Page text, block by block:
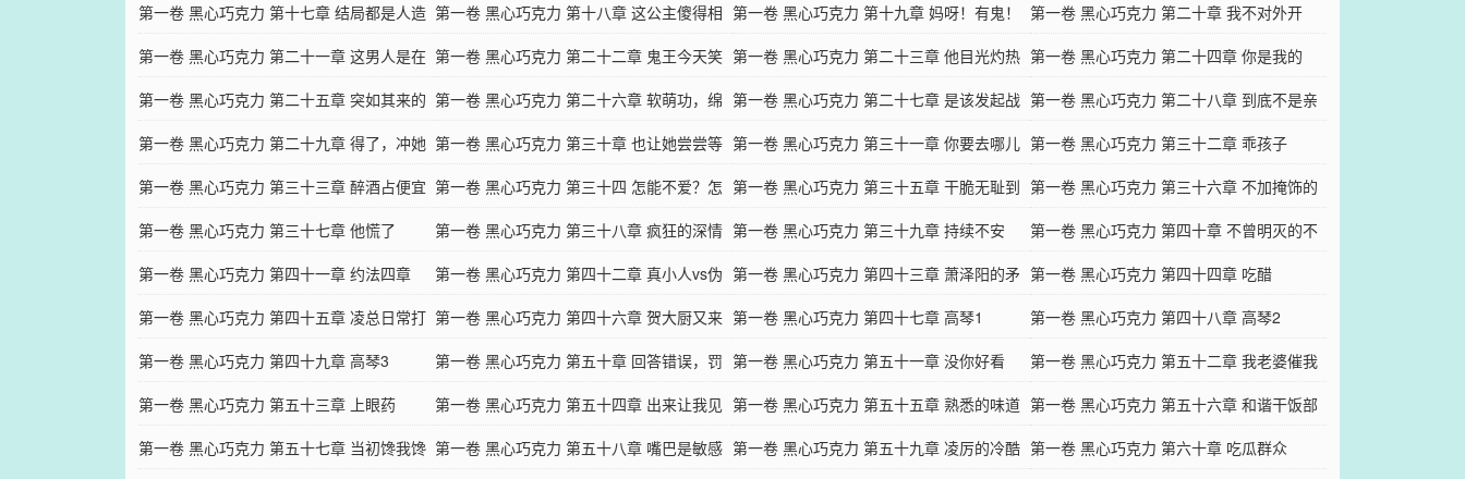
攻
定了
第一卷 黑心巧克力 第十七章 结局都是人造
的
第一卷 黑心巧克力 第十八章 这公主傻得相
当自然
第一卷 黑心巧克力 第十九章 妈呀！有鬼！
第一卷 黑心巧克力 第二十章 我不对外开
放，但你可以免费观赏
第一卷 黑心巧克力 第二十一章 这男人是在
她心里装了窃,听器
第一卷 黑心巧克力 第二十二章 鬼王今天笑
了三次
第一卷 黑心巧克力 第二十三章 他目光灼热 第一卷 黑心巧克力 第二十四章 你是我的
第一卷 黑心巧克力 第二十五章 突如其来的
脆弱
第一卷 黑心巧克力 第二十六章 软萌功，绵
绵拳
第一卷 黑心巧克力 第二十七章 是该发起战
争了
第一卷 黑心巧克力 第二十八章 到底不是亲
生的
第一卷 黑心巧克力 第二十九章 得了，冲她
来的！
第一卷 黑心巧克力 第三十章 也让她尝尝等
人的滋味
第一卷 黑心巧克力 第三十一章 你要去哪儿 第一卷 黑心巧克力 第三十二章 乖孩子
第一卷 黑心巧克力 第三十三章 醉酒占便宜 第一卷 黑心巧克力 第三十四 怎能不爱？怎
能放手？
第一卷 黑心巧克力 第三十五章 干脆无耻到
底
第一卷 黑心巧克力 第三十六章 不加掩饰的
想法
第一卷 黑心巧克力 第三十七章 他慌了 第一卷 黑心巧克力 第三十八章 疯狂的深情 第一卷 黑心巧克力 第三十九章 持续不安
第一卷 黑心巧克力 第四十章 不曾明灭的不
轨之心
第一卷 黑心巧克力 第四十一章 约法四章
第一卷 黑心巧克力 第四十二章 真小人vs伪
君子
第一卷 黑心巧克力 第四十三章 萧泽阳的矛
盾心理
第一卷 黑心巧克力 第四十四章 吃醋
第一卷 黑心巧克力 第四十五章 凌总日常打
脸
第一卷 黑心巧克力 第四十六章 贺大厨又来
糟践厨房了
第一卷 黑心巧克力 第四十七章 高琴1
第一卷 黑心巧克力 第四十八章 高琴2
第一卷 黑心巧克力 第四十九章 高琴3
第一卷 黑心巧克力 第五十章 回答错误，罚
你禁言一年
第一卷 黑心巧克力 第五十一章 没你好看
第一卷 黑心巧克力 第五十二章 我老婆催我
回家了
第一卷 黑心巧克力 第五十三章 上眼药
第一卷 黑心巧克力 第五十四章 出来让我见
见你
第一卷 黑心巧克力 第五十五章 熟悉的味道 第一卷 黑心巧克力 第五十六章 和谐干饭部
队
第一卷 黑心巧克力 第五十七章 当初馋我馋 第一卷 黑心巧克力 第五十八章 嘴巴是敏感 第一卷 黑心巧克力 第五十九章 凌厉的冷酷 第一卷 黑心巧克力 第六十章 吃瓜群众